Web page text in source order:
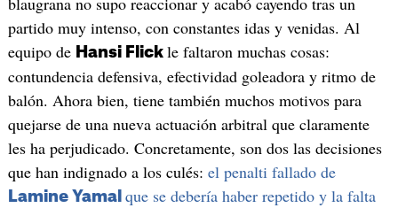
partido muy intenso, con constantes idas y venidas. Al
equipo de Hansi Flick le faltaron muchas cosas:
contundencia defensiva, efectividad goleadora y ritmo de
balón. Ahora bien, tiene también muchos motivos para
quejarse de una nueva actuación arbitral que claramente
les ha perjudicado. Concretamente, son dos las decisiones
que han indignado a los culés: el penalti fallado de
Lamine Yamal que se debería haber repetido y la falta